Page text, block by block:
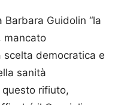
Guidolin “la
mancato
scelta democratica e
sanità
rifiuto,